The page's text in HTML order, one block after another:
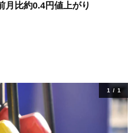
月比約0.4円値上がり
1/ 1